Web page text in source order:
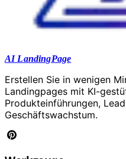
AI LandingPage
Erstellen Sie in wenigen
Landingpages mit KI-
Produkteinführungen,
Geschäftswachstum.